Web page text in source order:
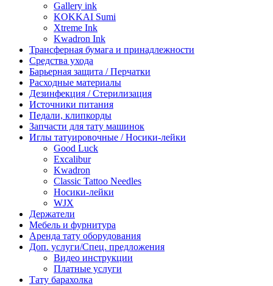
Gallery ink
KOKKAI Sumi
Xtreme Ink
Kwadron Ink
Трансферная бумага и принадлежности
Средства ухода
Барьерная защита / Перчатки
Расходные материалы
Дезинфекция / Стерилизация
Источники питания
Педали, клипкорды
Запчасти для тату машинок
Иглы татуировочные / Носики-лейки
Good Luck
Excalibur
Kwadron
Classic Tattoo Needles
Носики-лейки
WJX
Держатели
Мебель и фурнитура
Аренда тату оборудования
Доп. услуги/Спец. предложения
Видео инструкции
Платные услуги
Тату барахолка